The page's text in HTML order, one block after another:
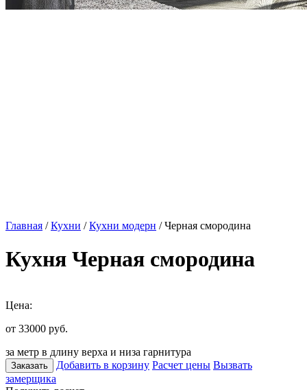
Главная /Кухни /Кухни модерн / Черная смородина
Кухня Черная смородина
Цена:
от 33000 руб.
за метр в длину верха и низа гарнитура
Заказать Добавить в корзину Расчет цены Вызвать
замерщика